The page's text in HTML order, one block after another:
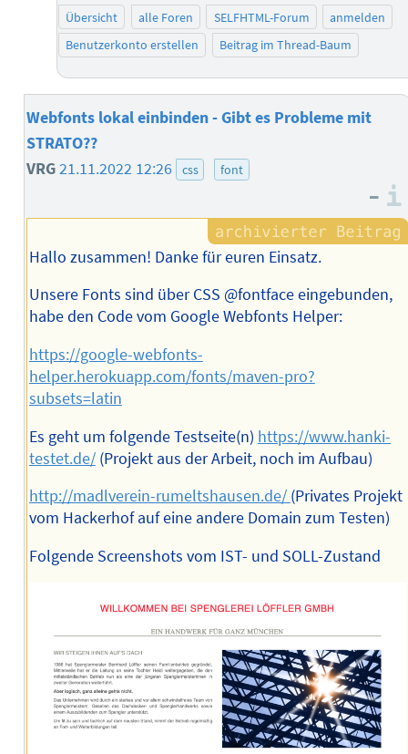
Übersicht alle Foren SELFHTML-Forum
anmelden
Benutzerkonto erstellen
Beitrag im Thread-Baum
Webfonts lokal einbinden - Gibt es Probleme mit
STRATO??
VRG21.11.2022 12:26 css font
–
Hallo zusammen! Danke für euren Einsatz.
Unsere Fonts sind über CSS @fontface eingebunden,
habe den Code vom Google Webfonts Helper:
https://google-webfonts-
helper.herokuapp.com/fonts/maven-pro?
subsets=latin
Es geht um folgende Testseite(n) https://www.hanki-
testet.de/(Projekt aus der Arbeit, noch im Aufbau)
http://madlverein-rumeltshausen.de/ (Privates Projekt
vom Hackerhof auf eine andere Domain zum Testen)
Folgende Screenshots vom IST- und SOLL-Zustand